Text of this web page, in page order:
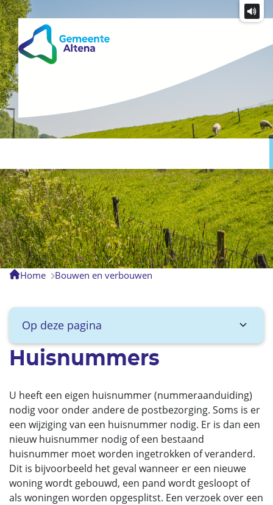
Home Bouwen en verbouwen
Huisnummers
U heeft een eigen huisnummer (nummeraanduiding)
nodig voor onder andere de postbezorging. Soms is er
een wijziging van een huisnummer nodig. Er is dan een
nieuw huisnummer nodig of een bestaand
huisnummer moet worden ingetrokken of veranderd.
Dit is bijvoorbeeld het geval wanneer er een nieuwe
woning wordt gebouwd, een pand wordt gesloopt of
als woningen worden opgesplitst. Een verzoek over een
Op deze pagina